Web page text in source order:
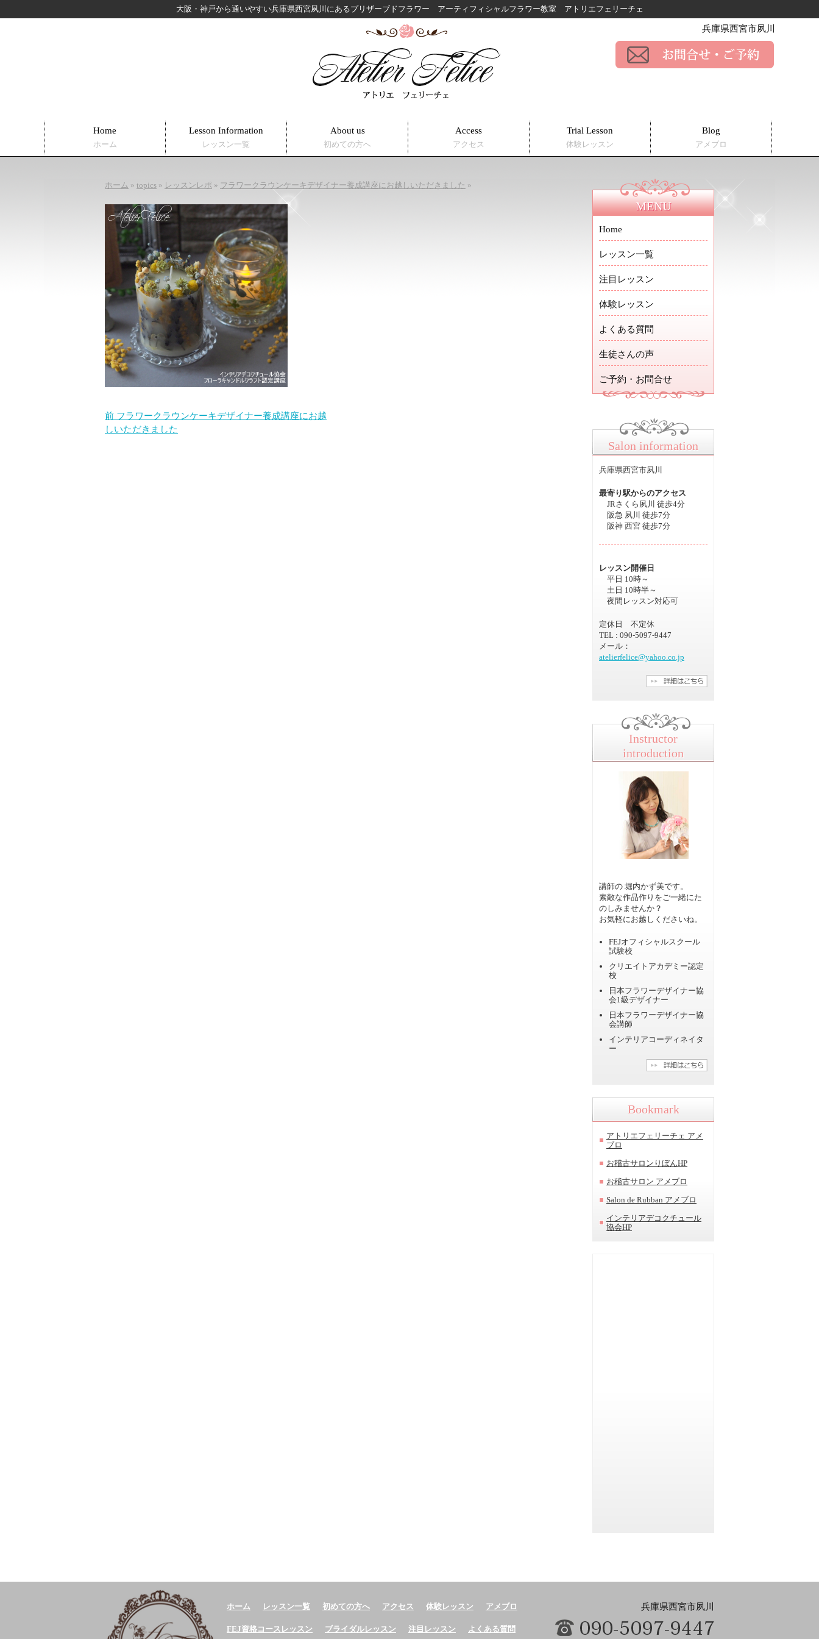
大阪・神戸から通いやすい兵庫県西宮夙川にあるプリザーブドフラワー アーティフィシャルフラワー教室 アトリエフェリーチェ
兵庫県西宮市夙川
Home
ホーム
Lesson Information
レッスン一覧
About us
初めての方へ
Access
アクセス
Trial Lesson
体験レッスン
Blog
アメブロ
ホーム » topics » レッスンレポ » フラワークラウンケーキデザイナー養成講座にお越しいただきました »
前 フラワークラウンケーキデザイナー養成講座にお越
しいただきました
MENU
Home
レッスン一覧
注目レッスン
体験レッスン
よくある質問
生徒さんの声
ご予約・お問合せ
Salon information
兵庫県西宮市夙川
最寄り駅からのアクセス
JRさくら夙川 徒歩4分
阪急 夙川 徒歩7分
阪神 西宮 徒歩7分
レッスン開催日
平日 10時～
土日 10時半～
夜間レッスン対応可
定休日 不定休
TEL : 090-5097-9447
メール：
atelierfelice@yahoo.co.jp
Instructor
introduction
講師の 堀内かず美です。
素敵な作品作りをご一緒にた
のしみませんか？
お気軽にお越しくださいね。
FEJオフィシャルスクール
試験校
クリエイトアカデミー認定
校
日本フラワーデザイナー協
会1級デザイナー
日本フラワーデザイナー協
会講師
インテリアコーディネイタ
ー
Bookmark
アトリエフェリーチェ アメ
ブロ
お稽古サロンりぼんHP
お稽古サロン アメブロ
Salon de Rubban アメブロ
インテリアデコクチュール
協会HP
ホーム レッスン一覧 初めての方へ アクセス 体験レッスン アメブロ
FEJ資格コースレッスン ブライダルレッスン 注目レッスン よくある質問
兵庫県西宮市夙川